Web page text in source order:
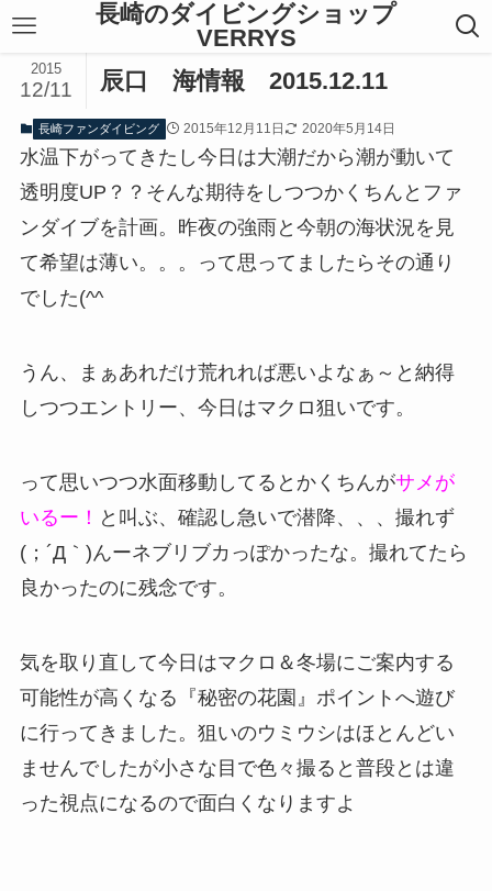
長崎のダイビングショップ
VERRYS
辰口 海情報 2015.12.11
2015
12/11
長崎ファンダイビング 2015年12月11日 2020年5月14日
水温下がってきたし今日は大潮だから潮が動いて
透明度UP？？そんな期待をしつつかくちんとファ
ンダイブを計画。昨夜の強雨と今朝の海状況を見
て希望は薄い。。。って思ってましたらその通り
でした(^^ゞ
うん、まぁあれだけ荒れれば悪いよなぁ～と納得
しつつエントリー、今日はマクロ狙いです。
って思いつつ水面移動してるとかくちんがサメが
いるー！ と叫ぶ、確認し急いで潜降、、、撮れず
(；´Д｀)んーネブリブカっぽかったな。撮れてたら
良かったのに残念です。
気を取り直して今日はマクロ＆冬場にご案内する
可能性が高くなる『秘密の花園』ポイントへ遊び
に行ってきました。狙いのウミウシはほとんどい
ませんでしたが小さな目で色々撮ると普段とは違
った視点になるので面白くなりますよ